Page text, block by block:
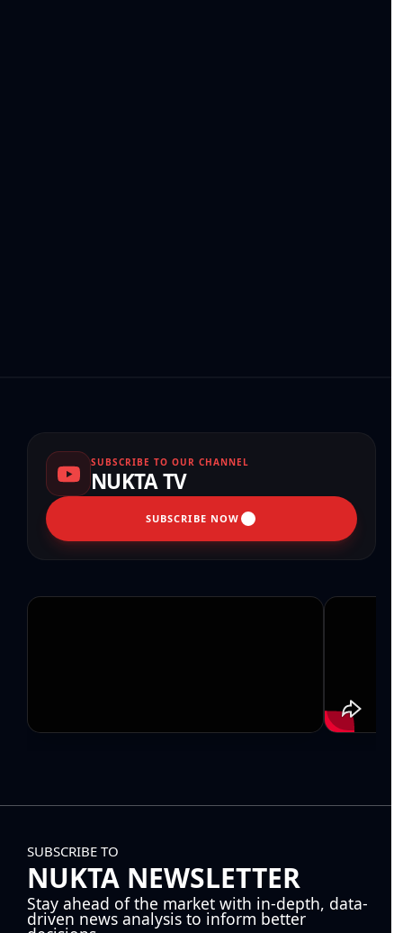
SUBSCRIBE TO OUR CHANNEL
NUKTA TV
SUBSCRIBE NOW
SUBSCRIBE TO
NUKTA NEWSLETTER
Stay ahead of the market with in-depth, data-
driven news analysis to inform better